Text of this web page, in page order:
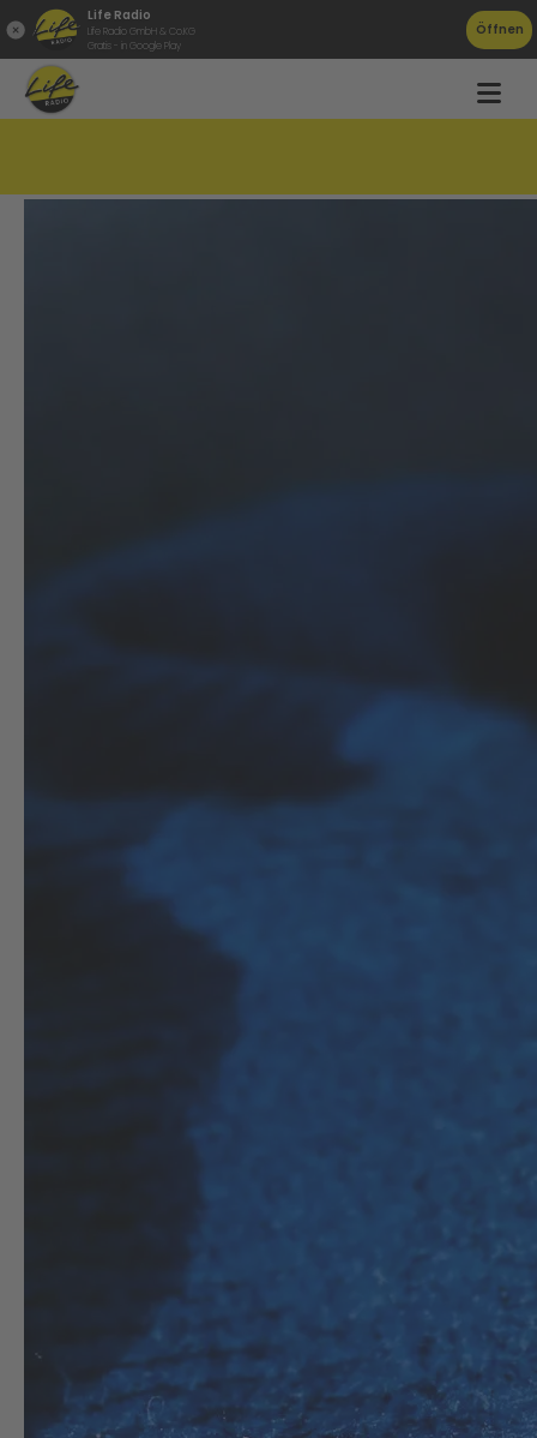
Life Radio
Life Radio GmbH & Co.KG
Gratis - in Google Play
Öffnen